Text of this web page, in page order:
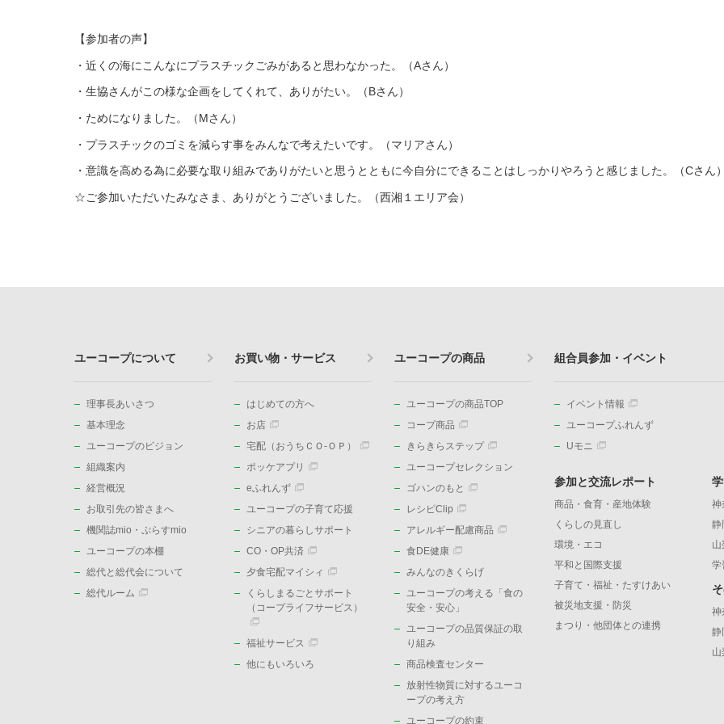
【参加者の声】
・近くの海にこんなにプラスチックごみがあると思わなかった。（Aさん）
・生協さんがこの様な企画をしてくれて、ありがたい。（Bさん）
・ためになりました。（Mさん）
・プラスチックのゴミを減らす事をみんなで考えたいです。（マリアさん）
・意識を高める為に必要な取り組みでありがたいと思うとともに今自分にできることはしっかりやろうと感じました。（Cさん）
☆ご参加いただいたみなさま、ありがとうございました。（西湘１エリア会）
ユーコープについて
理事長あいさつ
基本理念
ユーコープのビジョン
組織案内
経営概況
お取引先の皆さまへ
機関誌mio・ぷらすmio
ユーコープの本棚
総代と総代会について
総代ルーム
お買い物・サービス
はじめての方へ
お店
宅配（おうちＣＯ-ＯＰ）
ポッケアプリ
eふれんず
ユーコープの子育て応援
シニアの暮らしサポート
CO・OP共済
夕食宅配マイシィ
くらしまるごとサポート
（コープライフサービス）
福祉サービス
他にもいろいろ
ユーコープの商品
ユーコープの商品TOP
コープ商品
きらきらステップ
ユーコープセレクション
ゴハンのもと
レシピClip
アレルギー配慮商品
食DE健康
みんなのきくらげ
ユーコープの考える「食の
安全・安心」
ユーコープの品質保証の取
り組み
商品検査センター
放射性物質に対するユーコ
ープの考え方
ユーコープの約束
組合員参加・イベント
イベント情報
ユーコープふれんず
Uモニ
参加と交流レポート
商品・食育・産地体験
くらしの見直し
環境・エコ
平和と国際支援
子育て・福祉・たすけあい
被災地支援・防災
まつり・他団体との連携
神
静
山
学
神
静
山